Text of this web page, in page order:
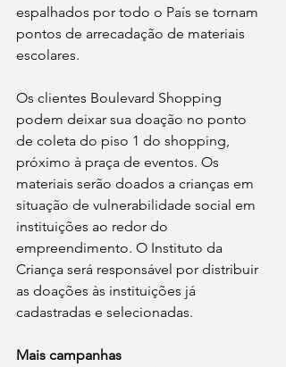
espalhados por todo o País se tornam
pontos de arrecadação de materiais
escolares.
Os clientes Boulevard Shopping
podem deixar sua doação no ponto
de coleta do piso 1 do shopping,
próximo à praça de eventos. Os
materiais serão doados a crianças em
situação de vulnerabilidade social em
instituições ao redor do
empreendimento. O Instituto da
Criança será responsável por distribuir
as doações às instituições já
cadastradas e selecionadas.
Mais campanhas